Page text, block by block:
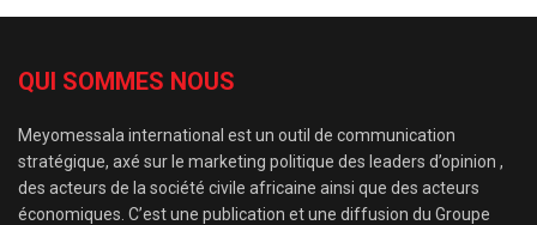
QUI SOMMES NOUS
Meyomessala international est un outil de communication
stratégique, axé sur le marketing politique des leaders d’opinion ,
des acteurs de la société civile africaine ainsi que des acteurs
économiques. C’est une publication et une diffusion du Groupe